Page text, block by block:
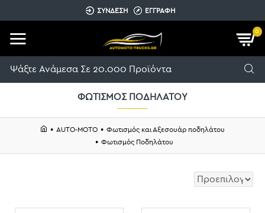
ΣΥΝΔΕΣΗ ΕΓΓΡΑΦΗ
0
AUTO-MOTO
Φωτισμός και Αξεσουάρ ποδηλάτου
Φωτισμός Ποδηλάτου
ΦΩΤΙΣΜΌΣ ΠΟΔΗΛΆΤΟΥ